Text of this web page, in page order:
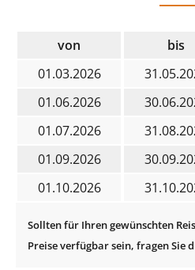
von bis
01.03.2026
01.06.2026
01.07.2026
01.09.2026
01.10.2026